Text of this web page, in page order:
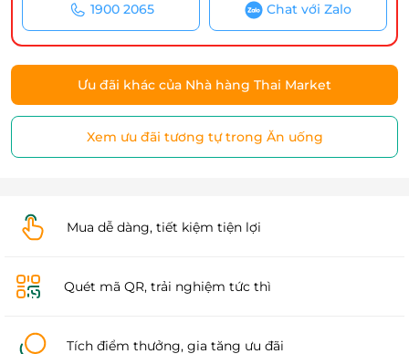
1900 2065 Chat với Zalo
Ưu đãi khác của Nhà hàng Thai Market
Xem ưu đãi tương tự trong Ăn uống
Mua dễ dàng, tiết kiệm tiện lợi
Quét mã QR, trải nghiệm tức thì
Tích điểm thưởng, gia tăng ưu đãi